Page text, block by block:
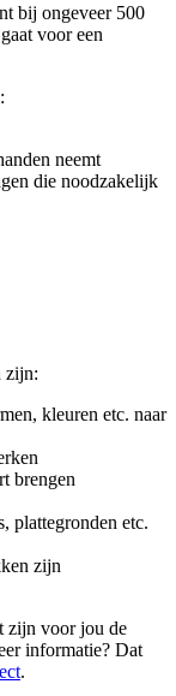
bij ongeveer 500
voor een
neemt
die noodzakelijk
zijn:
kleuren etc. naar
brengen
plattegronden etc.
zijn
zijn voor jou de
informatie? Dat
.